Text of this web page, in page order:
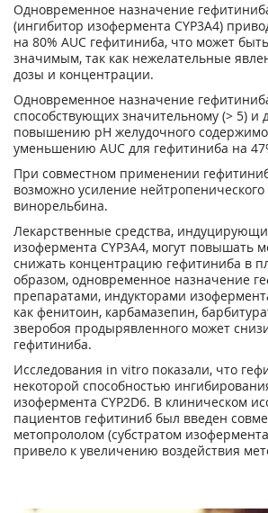
Одновременное назначение
(ингибитор изофермента CYP3A4)
на 80% AUC гефитиниба, что может
значимым, так как нежелательные
дозы и концентрации.
Одновременное назначение
способствующих значительному (> 5) и
повышению pН желудочного
уменьшению AUC для гефитиниба на
При совместном применении
возможно усиление нейтропенического
винорельбина.
Лекарственные средства,
изофермента CYP3A4, могут повышать
снижать концентрацию гефитиниба в
образом, одновременное назначение
препаратами, индукторами
как фенитоин, карбамазепин,
зверобоя продырявленного может
гефитиниба.
Исследования in vitro показали, что
некоторой способностью
изофермента CYP2D6. В клиническом
пациентов гефитиниб был введен
метопрололом (субстратом
привело к увеличению воздействия